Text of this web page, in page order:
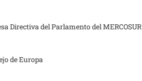
Directiva del Parlamento del MERCOSUR
de Europa